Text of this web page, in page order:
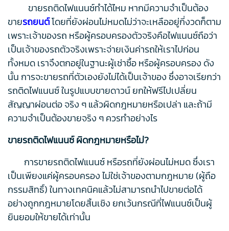
ขายรถติดไฟแนนซ์ทำได้ไหม หากมีความจำเป็นต้อง
ขายรถยนต์โดยที่ยังผ่อนไม่หมดไม่ว่าจะเหลืออยู่กี่งวดก็ตาม
เพราะเจ้าของรถ หรือผู้ครอบครองตัวจริงคือไฟแนนซ์ถือว่า
เป็นเจ้าของรถตัวจริงเพราะจ่ายเงินค่ารถให้เราไปก่อน
ทั้งหมด เราจึงตกอยู่ในฐานะผู้เช่าซื้อ หรือผู้ครอบครอง ดัง
นั้น การจะขายรถที่ตัวเองยังไม่ได้เป็นเจ้าของ ซึ่งอาจเรียกว่า
รถติดไฟแนนซ์ ในรูปแบบขายดาวน์ ยกให้ฟรีไปเปลี่ยน
สัญญาผ่อนต่อ จริง ๆ แล้วผิดกฎหมายหรือเปล่า และถ้ามี
ความจำเป็นต้องขายจริง ๆ ควรทำอย่างไร
ขายรถติดไฟแนนซ์ ผิดกฎหมายหรือไม่?
การขายรถติดไฟแนนซ์ หรือรถที่ยังผ่อนไม่หมด ซึ่งเรา
เป็นเพียงแค่ผู้ครอบครอง ไม่ใช่เจ้าของตามกฎหมาย (ผู้ถือ
กรรมสิทธิ์) ในทางเทคนิคแล้วไม่สามารถนำไปขายต่อได้
อย่างถูกกฎหมายโดยสิ้นเชิง ยกเว้นกรณีที่ไฟแนนซ์เป็นผู้
ยินยอมให้ขายได้เท่านั้น